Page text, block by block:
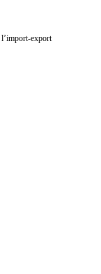
l’import-export